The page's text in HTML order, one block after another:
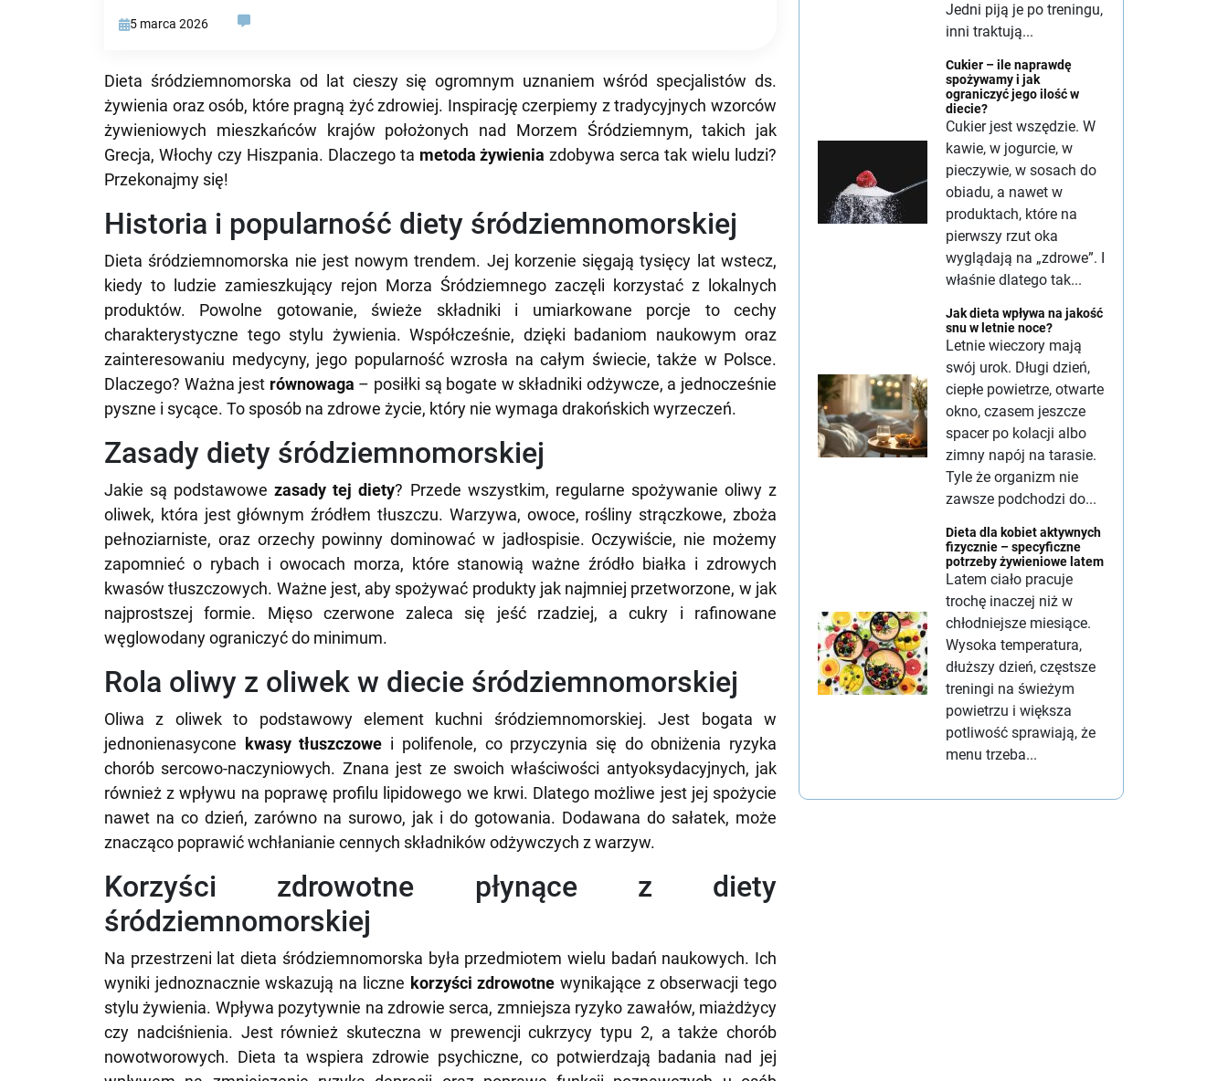
5 marca 2026
Dieta śródziemnomorska od lat cieszy się ogromnym uznaniem wśród specjalistów ds.
żywienia oraz osób, które pragną żyć zdrowiej. Inspirację czerpiemy z tradycyjnych wzorców
żywieniowych mieszkańców krajów położonych nad Morzem Śródziemnym, takich jak
Grecja, Włochy czy Hiszpania. Dlaczego ta metoda żywienia zdobywa serca tak wielu ludzi?
Przekonajmy się!
Historia i popularność diety śródziemnomorskiej
Dieta śródziemnomorska nie jest nowym trendem. Jej korzenie sięgają tysięcy lat wstecz,
kiedy to ludzie zamieszkujący rejon Morza Śródziemnego zaczęli korzystać z lokalnych
produktów. Powolne gotowanie, świeże składniki i umiarkowane porcje to cechy
charakterystyczne tego stylu żywienia. Współcześnie, dzięki badaniom naukowym oraz
zainteresowaniu medycyny, jego popularność wzrosła na całym świecie, także w Polsce.
Dlaczego? Ważna jest równowaga – posiłki są bogate w składniki odżywcze, a jednocześnie
pyszne i sycące. To sposób na zdrowe życie, który nie wymaga drakońskich wyrzeczeń.
Zasady diety śródziemnomorskiej
Jakie są podstawowezasady tej diety? Przede wszystkim, regularne spożywanie oliwy z
oliwek, która jest głównym źródłem tłuszczu. Warzywa, owoce, rośliny strączkowe, zboża
pełnoziarniste, oraz orzechy powinny dominować w jadłospisie. Oczywiście, nie możemy
zapomnieć o rybach i owocach morza, które stanowią ważne źródło białka i zdrowych
kwasów tłuszczowych. Ważne jest, aby spożywać produkty jak najmniej przetworzone, w jak
najprostszej formie. Mięso czerwone zaleca się jeść rzadziej, a cukry i rafinowane
węglowodany ograniczyć do minimum.
Rola oliwy z oliwek w diecie śródziemnomorskiej
Oliwa z oliwek to podstawowy element kuchni śródziemnomorskiej. Jest bogata w
jednonienasycone
kwasy tłuszczowe i polifenole, co przyczynia się do obniżenia ryzyka
chorób sercowo-naczyniowych. Znana jest ze swoich właściwości antyoksydacyjnych, jak
również z wpływu na poprawę profilu lipidowego we krwi. Dlatego możliwe jest jej spożycie
nawet na co dzień, zarówno na surowo, jak i do gotowania. Dodawana do sałatek, może
znacząco poprawić wchłanianie cennych składników odżywczych z warzyw.
Korzyści zdrowotne płynące z diety
śródziemnomorskiej
Na przestrzeni lat dieta śródziemnomorska była przedmiotem wielu badań naukowych. Ich
wyniki jednoznacznie wskazują na liczne korzyści zdrowotne wynikające z obserwacji tego
stylu żywienia. Wpływa pozytywnie na zdrowie serca, zmniejsza ryzyko zawałów, miażdżycy
czy nadciśnienia. Jest również skuteczna w prewencji cukrzycy typu 2, a także chorób
nowotworowych. Dieta ta wspiera zdrowie psychiczne, co potwierdzają badania nad jej
Jedni piją je po treningu,
inni traktują...
Cukier – ile naprawdę
spożywamy i jak
ograniczyć jego ilość w
diecie?
Cukier jest wszędzie. W
kawie, w jogurcie, w
pieczywie, w sosach do
obiadu, a nawet w
produktach, które na
pierwszy rzut oka
wyglądają na „zdrowe”. I
właśnie dlatego tak...
Jak dieta wpływa na jakość
snu w letnie noce?
Letnie wieczory mają
swój urok. Długi dzień,
ciepłe powietrze, otwarte
okno, czasem jeszcze
spacer po kolacji albo
zimny napój na tarasie.
Tyle że organizm nie
zawsze podchodzi do...
Dieta dla kobiet aktywnych
fizycznie – specyficzne
potrzeby żywieniowe latem
Latem ciało pracuje
trochę inaczej niż w
chłodniejsze miesiące.
Wysoka temperatura,
dłuższy dzień, częstsze
treningi na świeżym
powietrzu i większa
potliwość sprawiają, że
menu trzeba...